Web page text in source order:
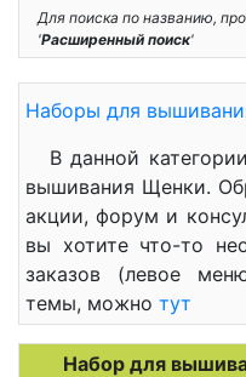
Для поиска по названию,
'Расширенный поиск'
Наборы для
В данной
вышивания Щенки.
акции, форум и
вы хотите что-то
заказов (левое
темы, можно тут
Набор для